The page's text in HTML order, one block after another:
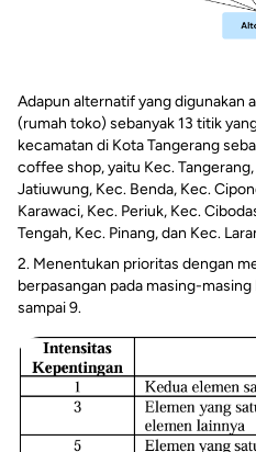
Adapun alternatif yang digunakan
(rumah toko) sebanyak 13 titik
kecamatan di Kota Tangerang
coffee shop, yaitu Kec.
Jatiuwung, Kec. Benda, Kec.
Karawaci, Kec. Periuk, Kec.
Tengah, Kec. Pinang, dan Kec.
2. Menentukan prioritas dengan
berpasangan pada masing-masing
sampai 9.